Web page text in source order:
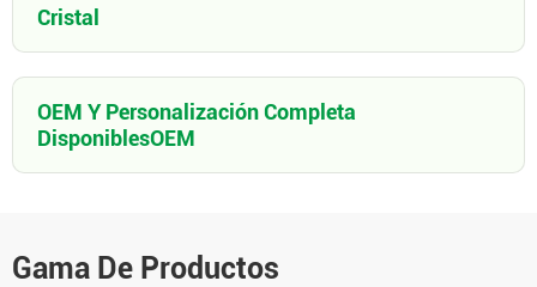
Cristal
OEM Y Personalización Completa
DisponiblesOEM
Gama De Productos